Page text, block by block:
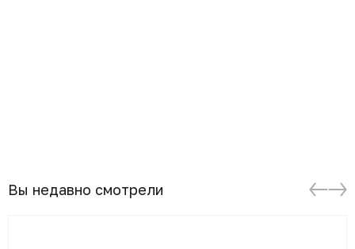
Вы недавно смотрели